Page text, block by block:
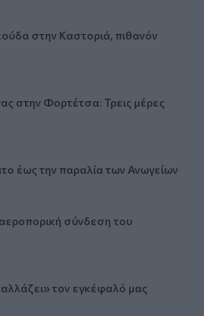
στην Καστοριά, πιθανόν
στην Φορτέτσα: Τρεις μέρες
έως την παραλία των Ανωγείων
σύνδεση του
τον εγκέφαλό μας